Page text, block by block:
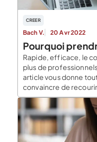
CREER
Bach V. 20 Avr 2022
Pourquoi
Rapide, efficace, le
plus de
article vous donne
convaincre de
qualifié. Pourquoi
Le coach vous aide à
idées et en vous